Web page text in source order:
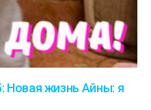
Новая жизнь Айны: я